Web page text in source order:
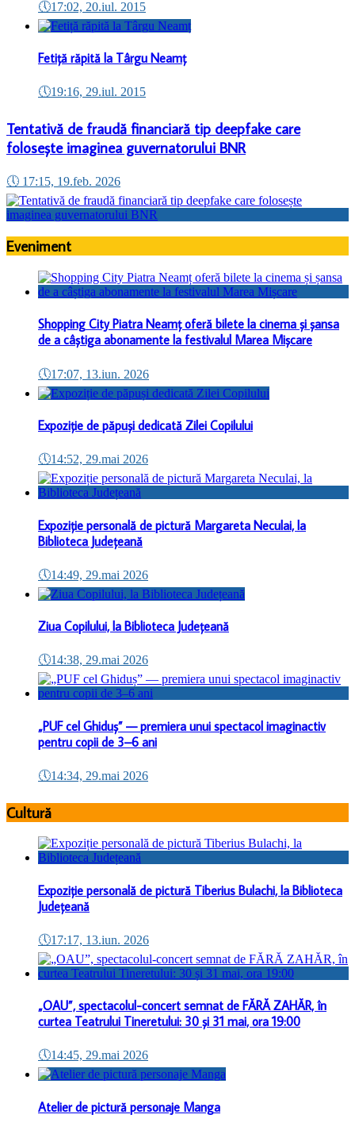
🕔17:02, 20.iul. 2015
Fetiță răpită la Târgu Neamț
🕔19:16, 29.iul. 2015
Tentativă de fraudă financiară tip deepfake care
folosește imaginea guvernatorului BNR
🕔 17:15, 19.feb. 2026
Eveniment
Shopping City Piatra Neamț oferă bilete la cinema și șansa
de a câștiga abonamente la festivalul Marea Mișcare
🕔17:07, 13.iun. 2026
Expoziție de păpuși dedicată Zilei Copilului
🕔14:52, 29.mai 2026
Expoziție personală de pictură Margareta Neculai, la
Biblioteca Județeană
🕔14:49, 29.mai 2026
Ziua Copilului, la Biblioteca Județeană
🕔14:38, 29.mai 2026
„PUF cel Ghiduș” — premiera unui spectacol imaginactiv
pentru copii de 3–6 ani
🕔14:34, 29.mai 2026
Cultură
Expoziție personală de pictură Tiberius Bulachi, la Biblioteca
Județeană
🕔17:17, 13.iun. 2026
„OAU”, spectacolul-concert semnat de FĂRĂ ZAHĂR, în
curtea Teatrului Tineretului: 30 și 31 mai, ora 19:00
🕔14:45, 29.mai 2026
Atelier de pictură personaje Manga